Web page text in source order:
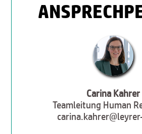
Carina Kahrer
Teamleitung Human